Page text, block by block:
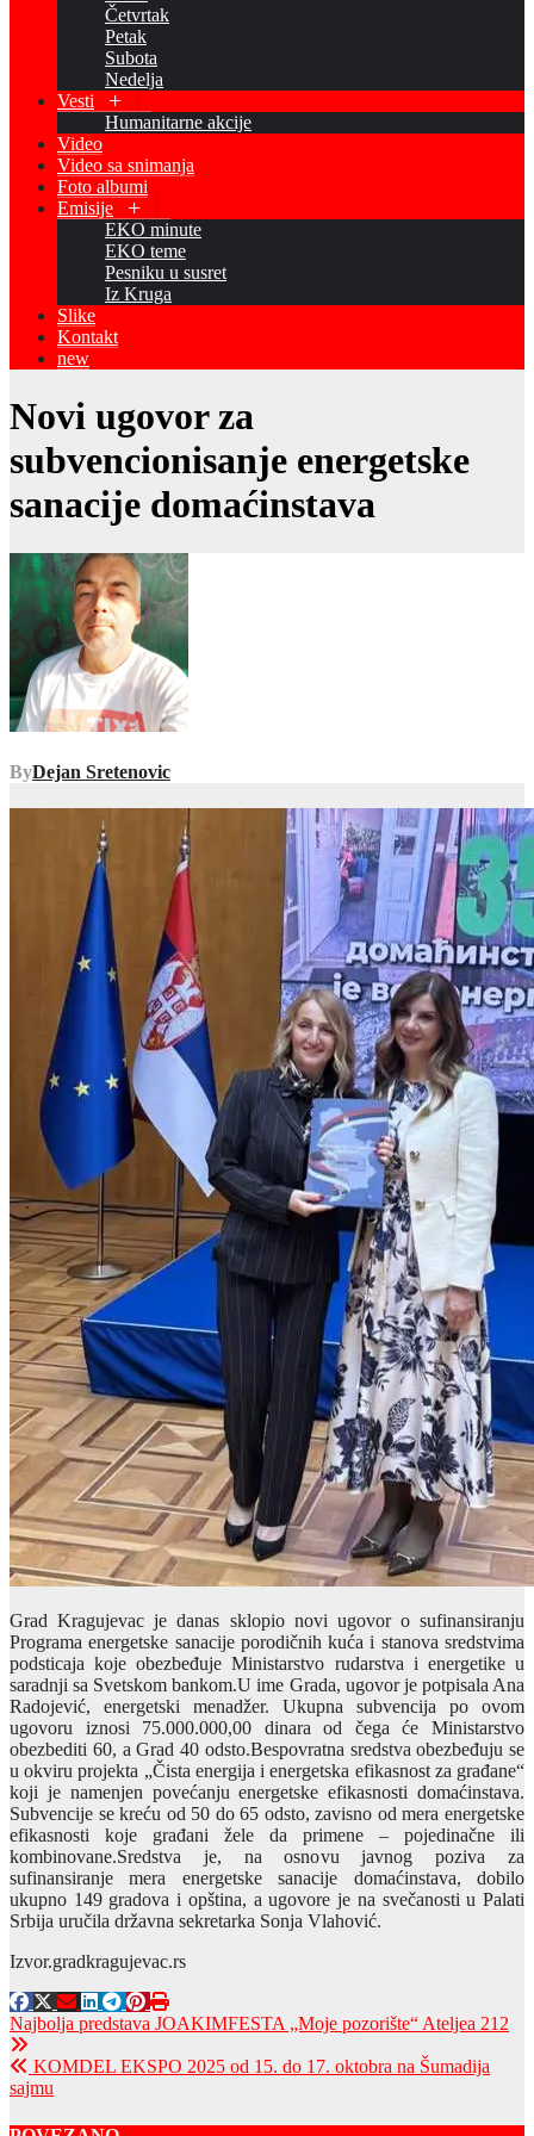
Četvrtak
Petak
Subota
Nedelja
Vesti
Humanitarne akcije
Video
Video sa snimanja
Foto albumi
Emisije
EKO minute
EKO teme
Pesniku u susret
Iz Kruga
Slike
Kontakt
new
Novi ugovor za
subvencionisanje energetske
sanacije domaćinstava
ByDejan Sretenovic
Grad Kragujevac je danas sklopio novi ugovor o sufinansiranju
Programa energetske sanacije porodičnih kuća i stanova sredstvima
podsticaja koje obezbeđuje Ministarstvo rudarstva i energetike u
saradnji sa Svetskom bankom.U ime Grada, ugovor je potpisala Ana
Radojević, energetski menadžer. Ukupna subvencija po ovom
ugovoru iznosi 75.000.000,00 dinara od čega će Ministarstvo
obezbediti 60, a Grad 40 odsto.Bespovratna sredstva obezbeđuju se
u okviru projekta „Čista energija i energetska efikasnost za građane“
koji je namenjen povećanju energetske efikasnosti domaćinstava.
Subvencije se kreću od 50 do 65 odsto, zavisno od mera energetske
efikasnosti koje građani žele da primene – pojedinačne ili
kombinovane.Sredstva je, na osnovu javnog poziva za
sufinansiranje mera energetske sanacije domaćinstava, dobilo
ukupno 149 gradova i opština, a ugovore je na svečanosti u Palati
Srbija uručila državna sekretarka Sonja Vlahović.
Izvor.gradkragujevac.rs
Post
navigation
Najbolja predstava JOAKIMFESTA „Moje pozorište“ Ateljea 212
KOMDEL EKSPO 2025 od 15. do 17. oktobra na Šumadija
sajmu